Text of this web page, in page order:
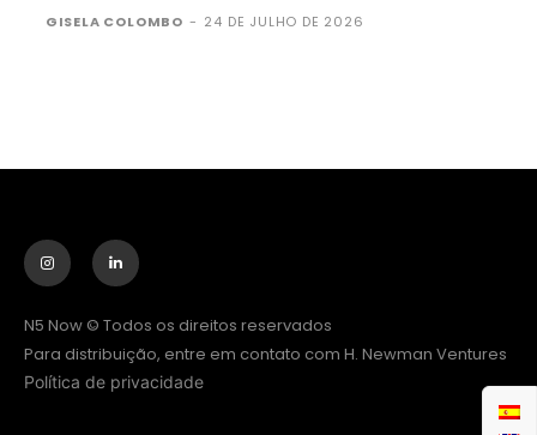
GISELA COLOMBO - 24 DE JULHO DE 2026
N5 Now © Todos os direitos reservados
Para distribuição, entre em contato com H. Newman Ventures
Política de privacidade